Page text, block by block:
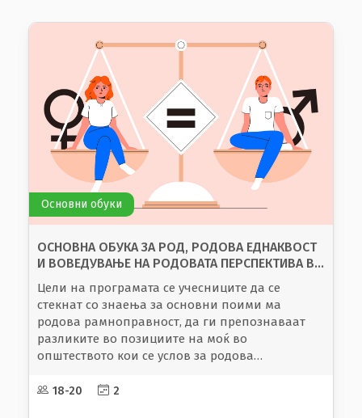
Менторска програма
НАПРЕДНА ОБУКА ЗА МЕНТОРКИ
Менторската програма има за цел да ги
зголеми можностите за личен и
професионален развој на жените вработени во
јавниот сектор преку создавање на концепт на
меѓусебна поддршка и јакнење, споделување
солидарноста и вмрежување помеѓу жени.
20 2